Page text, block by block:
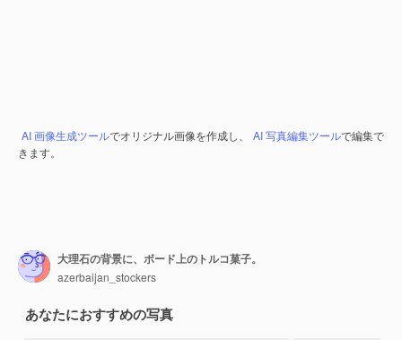
AI 画像生成ツールでオリジナル画像を作成し、 AI 写真編集ツールで編集で
きます。
大理石の背景に、ボード上のトルコ菓子。
azerbaijan_stockers
あなたにおすすめの写真